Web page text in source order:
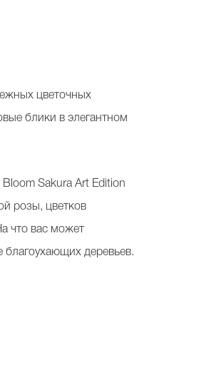
цветочных
блики в элегантном
Sakura Art Edition
розы, цветков
что вас может
деревьев.